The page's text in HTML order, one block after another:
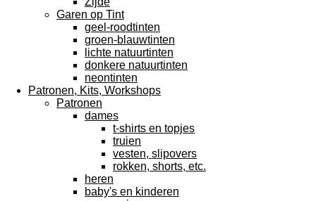
Garen op Tint
geel-roodtinten
groen-blauwtinten
lichte natuurtinten
donkere natuurtinten
neontinten
Patronen, Kits, Workshops
Patronen
dames
t-shirts en topjes
truien
vesten, slipovers
rokken, shorts, etc.
heren
baby's en kinderen